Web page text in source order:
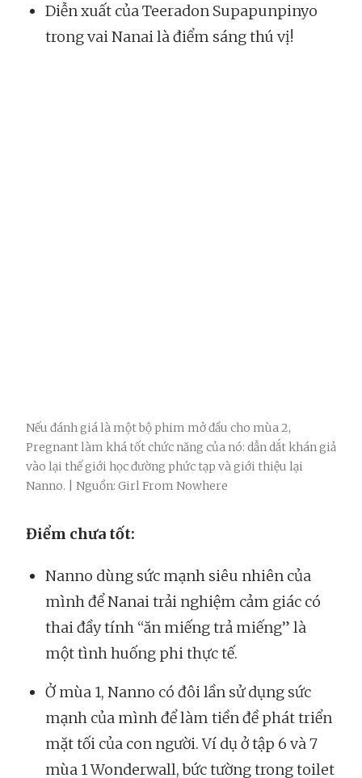
Diễn xuất của Teeradon Supapunpinyo
trong vai Nanai là điểm sáng thú vị!
Nếu đánh giá là một bộ phim mở đầu cho mùa 2,
Pregnant làm khá tốt chức năng của nó: dẫn dắt khán giả
vào lại thế giới học đường phức tạp và giới thiệu lại
Nanno. | Nguồn: Girl From Nowhere
Điểm chưa tốt:
Nanno dùng sức mạnh siêu nhiên của
mình để Nanai trải nghiệm cảm giác có
thai đầy tính “ăn miếng trả miếng” là
một tình huống phi thực tế.
Ở mùa 1, Nanno có đôi lần sử dụng sức
mạnh của mình để làm tiền đề phát triển
mặt tối của con người. Ví dụ ở tập 6 và 7
mùa 1 Wonderwall, bức tường trong toilet